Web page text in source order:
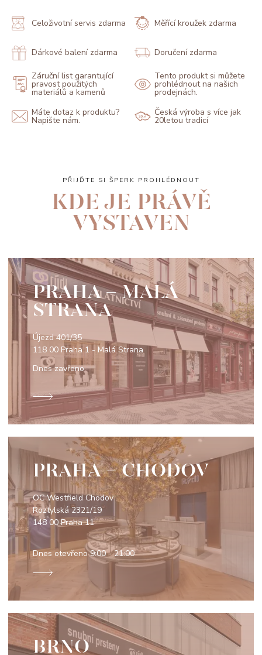
Celoživotní servis zdarma Měřící kroužek zdarma
Dárkové balení zdarma Doručení zdarma
Záruční list garantující
pravost použitých
materiálů a kamenů
Tento produkt si můžete
prohlédnout na našich
prodejnách.
Máte dotaz k produktu?
Napište nám.
Česká výroba s více jak
20letou tradicí
PŘIJĎTE SI ŠPERK PROHLÉDNOUT
KDE JE PRÁVĚ
VYSTAVEN
PRAHA - MALÁ
STRANA
Újezd 401/35
118 00 Praha 1 - Malá Strana
Dnes zavřeno
PRAHA - CHODOV
OC Westfield Chodov
Roztylská 2321/19
148 00 Praha 11
Dnes otevřeno9:00 - 21:00
BRNO